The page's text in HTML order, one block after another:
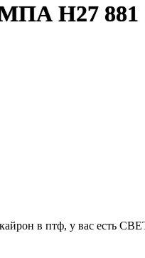
881 10
кайрон в птф, у вас